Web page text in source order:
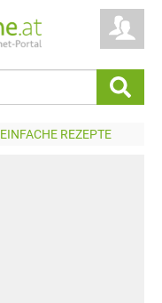
EINFACHE REZEPTE